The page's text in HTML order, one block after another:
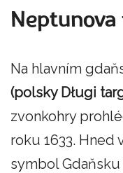
Na hlavním
(polsky Długi
zvonkohry
roku 1633.
symbol